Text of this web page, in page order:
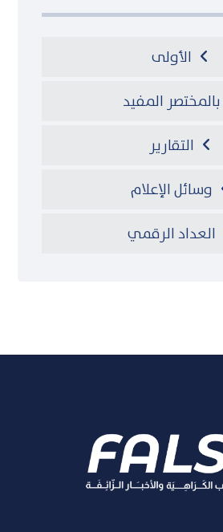
الأولى
بالمختصر المفيد
التقارير
وسائل الإعلام
العداد الرقمي